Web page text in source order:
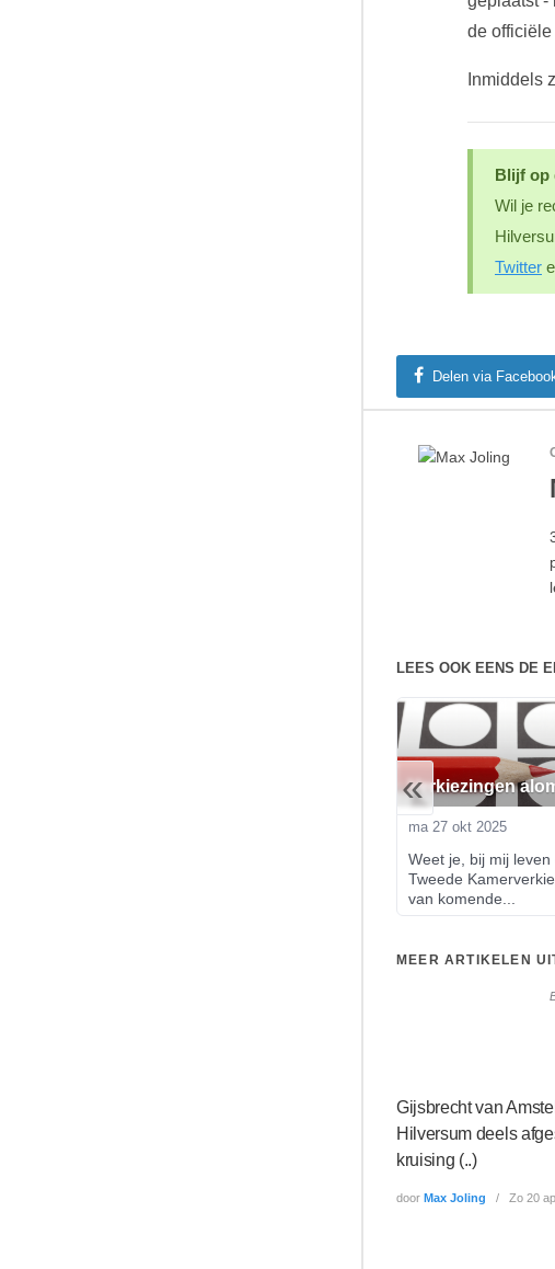
de
Inmiddels
Blijf op
Wil je
Twitter
Delen via
LEES OOK EENS DE
«
Verkiezingen
ma 27 okt 2025
Weet je, bij mij leven
Tweede
van komende...
MEER ARTIKELEN
Gijsbrecht van
Hilversum deels
kruising (..)
door Max Joling Zo 20